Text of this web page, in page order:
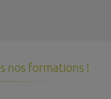
nos formations !